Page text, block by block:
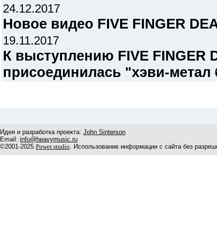
24.12.2017
Новое видео FIVE FINGER
19.11.2017
К выступлению FIVE FINGER
присоединилась "хэви-метал
Идея и разработка проекта: John Sinterson
Email: info@heavymusic.ru
©2001-2025 Power studio. Использование информации с сайта без